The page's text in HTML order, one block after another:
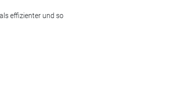
effizienter und so